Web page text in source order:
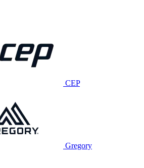
CEP
Gregory